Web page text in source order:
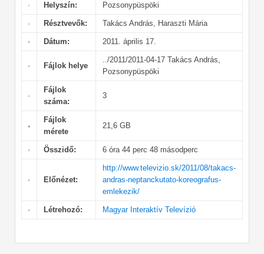
Helyszín: Pozsonypüspöki
Résztvevők: Takács András, Haraszti Mária
Dátum: 2011. április 17.
Fájlok helye
../2011/2011-04-17 Takács András,
Pozsonypüspöki
Fájlok
száma:
3
Fájlok
mérete
21,6 GB
Összidő: 6 óra 44 perc 48 másodperc
Előnézet:
http://www.televizio.sk/2011/08/takacs-
andras-neptanckutato-koreografus-
emlekezik/
Létrehozó: Magyar Interaktív Televízió